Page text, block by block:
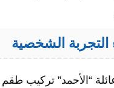
التجربة الشخصية
“الأحمد” تركيب